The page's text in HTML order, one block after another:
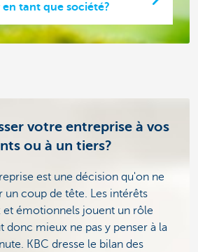
tant que société?
votre entreprise à vos
ou à un tiers?
est une décision qu'on ne
un coup de tête. Les intérêts
émotionnels jouent un rôle
donc mieux ne pas y penser à la
KBC dresse le bilan des